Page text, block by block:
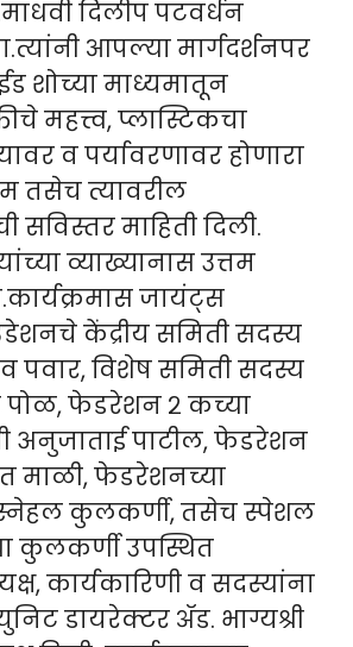
दिलीप पटवर्धन
आपल्या मार्गदर्शनपर
शोच्या माध्यमातून
महत्त्व, प्लास्टिकचा
व पर्यावरणावर होणारा
तसेच त्यावरील
सविस्तर माहिती दिली.
व्याख्यानास उत्तम
जायंट्स
केंद्रीय समिती सदस्य
पवार, विशेष समिती सदस्य
पोळ, फेडरेशन २ कच्या
अनुजाताई पाटील, फेडरेशन
माळी, फेडरेशनच्या
स्नेहल कुलकर्णी, तसेच स्पेशल
कुलकर्णी उपस्थित
कार्यकारिणी व सदस्यांना
डायरेक्टर ॲड. भाग्यश्री